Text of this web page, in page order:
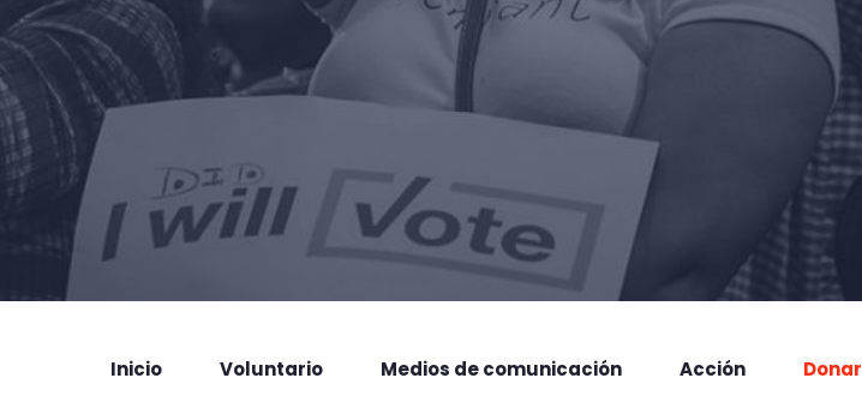
Inicio Voluntario Medios de comunicación Acción Donar